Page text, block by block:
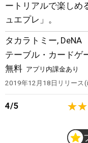
ートリアルで楽しめ
ュエプレ」。
タカラトミー, DeNA
テーブル・カードゲ
無料 アプリ内課金あり
2019年12月18日 リリース
4/5